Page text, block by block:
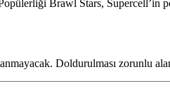
Brawl Stars, Supercell’in
Doldurulması zorunlu